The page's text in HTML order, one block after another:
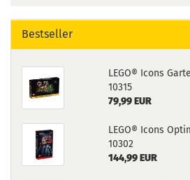
Bestseller
LEGO® Icons
10315
79,99 EUR
LEGO® Icons
10302
144,99 EUR